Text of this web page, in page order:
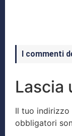
I commenti
Lascia
Il tuo indirizzo
obbligatori